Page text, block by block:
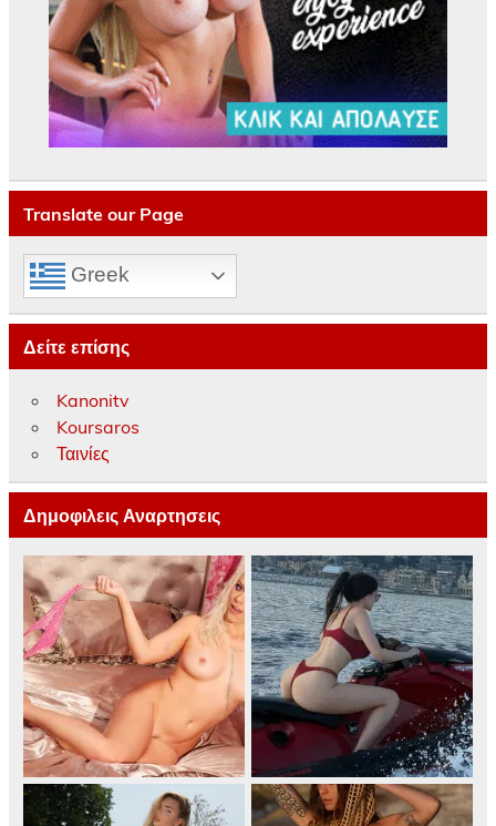
Translate our Page
Greek
Δείτε επίσης
Kanonitv
Koursaros
Ταινίες
Δημοφιλεις Αναρτησεις